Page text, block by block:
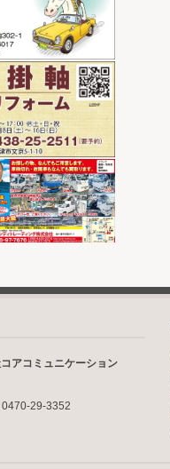
アコミュニケーション
29-3352